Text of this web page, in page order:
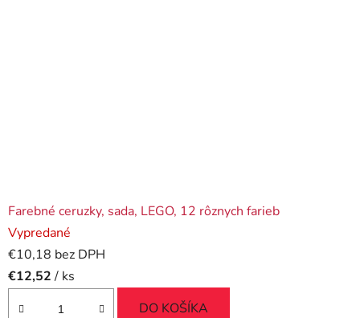
Farebné ceruzky, sada, LEGO, 12 rôznych farieb
Vypredané
€10,18 bez DPH
€12,52 / ks
DO KOŠÍKA